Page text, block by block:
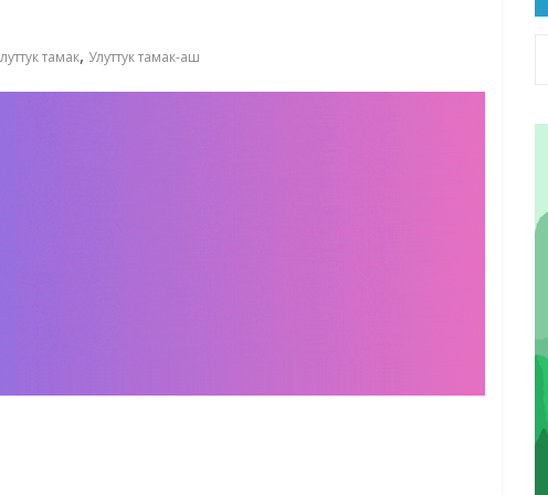
тамак, Улуттук тамак-аш